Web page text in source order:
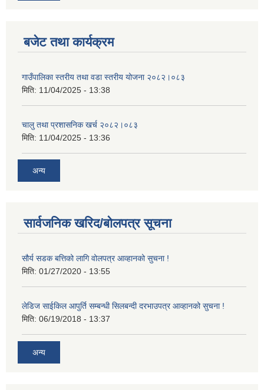
बजेट तथा कार्यक्रम
गाउँपालिका स्तरीय तथा वडा स्तरीय योजना २०८२।०८३
मिति: 11/04/2025 - 13:38
चालु तथा प्रशासनिक खर्च २०८२।०८३
मिति: 11/04/2025 - 13:36
अन्य
सार्वजनिक खरिद/बोलपत्र सूचना
सौर्य सडक बत्तिको लागि वोलपत्र आव्हानको सुचना !
मिति: 01/27/2020 - 13:55
लेडिज साईकिल आपुर्ति सम्बन्धी सिलबन्दी दरभाउपत्र आव्हानको सुचना !
मिति: 06/19/2018 - 13:37
अन्य